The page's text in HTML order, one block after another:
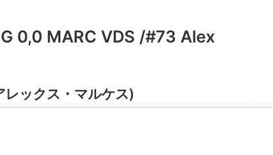
0,0 MARC VDS /#73 Alex
ックス・マルケス)